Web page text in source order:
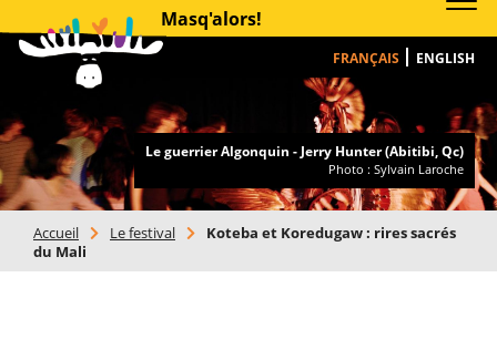
Masq'alors!
FRANÇAIS ENGLISH
Le guerrier Algonquin - Jerry Hunter (Abitibi, Qc)
Photo : Sylvain Laroche
Accueil Le festival
Koteba et Koredugaw : rires sacrés
du Mali